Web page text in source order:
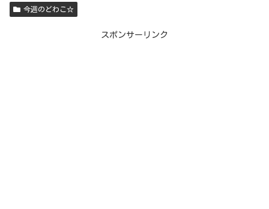
今週のどわこ☆
スポンサーリンク